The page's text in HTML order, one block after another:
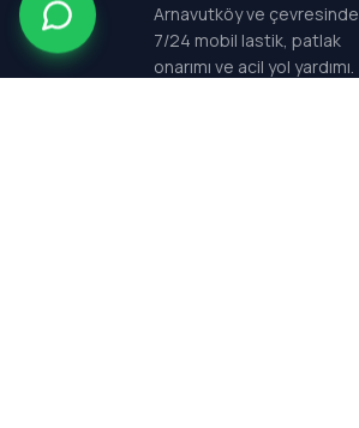
Arnavutköy ve çevresinde
7/24 mobil lastik, patlak
onarımı ve acil yol yardımı.